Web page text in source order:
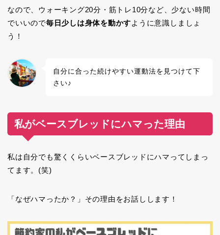
なので、ウォーキング20分・筋トレ10分など、少ない時間
でいいので毎日少しは身体を動かすように意識しましょ
う！
自分に合った続けやすい運動法を見つけて下
さい♪
私がベースブレッドにハマった理由
私は自分でも驚くくらいベースブレッドにハマってしまっ
てます。(笑)
「なぜハマったか？」その理由をお話しします！